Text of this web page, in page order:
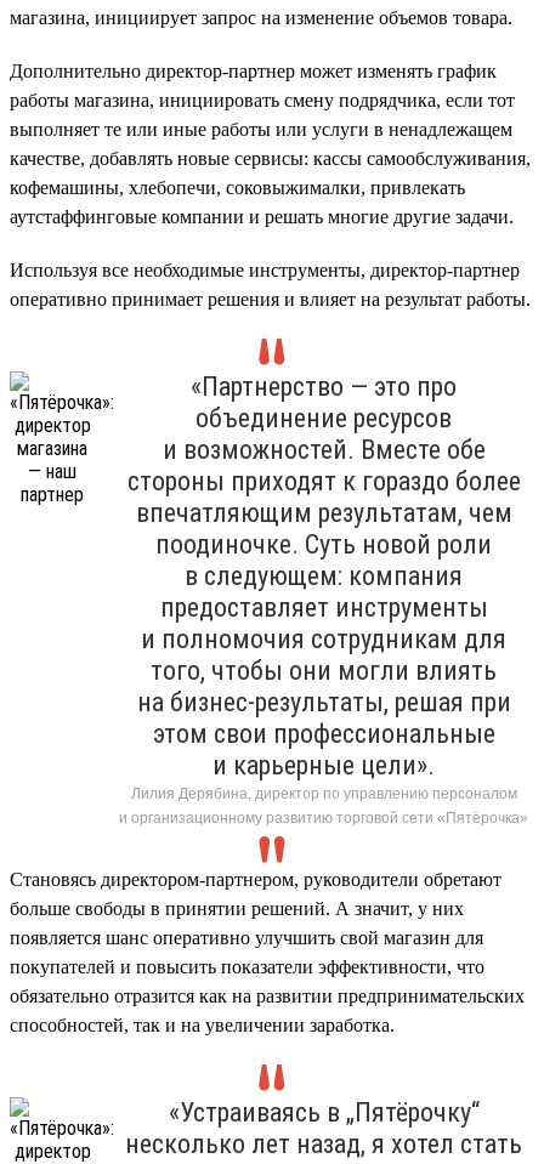
магазина, инициирует запрос на изменение объемов товара.
Дополнительно директор-партнер может изменять график
работы магазина, инициировать смену подрядчика, если тот
выполняет те или иные работы или услуги в ненадлежащем
качестве, добавлять новые сервисы: кассы самообслуживания,
кофемашины, хлебопечи, соковыжималки, привлекать
аутстаффинговые компании и решать многие другие задачи.
Используя все необходимые инструменты, директор-партнер
оперативно принимает решения и влияет на результат работы.
«Партнерство — это про
объединение ресурсов
и возможностей. Вместе обе
стороны приходят к гораздо более
впечатляющим результатам, чем
поодиночке. Суть новой роли
в следующем: компания
предоставляет инструменты
и полномочия сотрудникам для
того, чтобы они могли влиять
на бизнес-результаты, решая при
этом свои профессиональные
и карьерные цели».
Лилия Дерябина, директор по управлению персоналом
и организационному развитию торговой сети «Пятёрочка»
Становясь директором-партнером, руководители обретают
больше свободы в принятии решений. А значит, у них
появляется шанс оперативно улучшить свой магазин для
покупателей и повысить показатели эффективности, что
обязательно отразится как на развитии предпринимательских
способностей, так и на увеличении заработка.
«Устраиваясь в „Пятёрочку“
несколько лет назад, я хотел стать